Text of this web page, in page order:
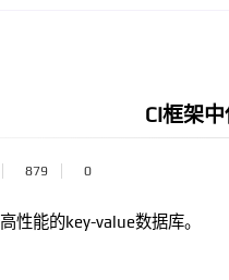
CI框架
879 0
性能的key-value数据库。